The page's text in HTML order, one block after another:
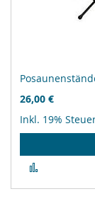
26,00 €
Inkl. 19%